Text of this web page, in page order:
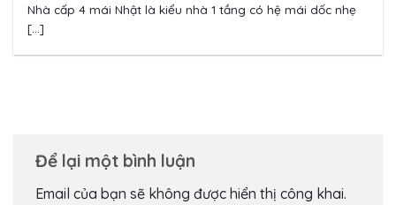
Nhà cấp 4 mái Nhật là kiểu nhà 1 tầng có hệ mái dốc nhẹ
[...]
Để lại một bình luận
Email của bạn sẽ không được hiển thị công khai.